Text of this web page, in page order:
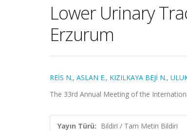
Lower Urinary
Erzurum
REİS N., ASLAN E., KIZILKAYA BEJİ N.,
The 33rd Annual Meeting of the
Yayın Türü: Bildiri / Tam Metin Bildiri